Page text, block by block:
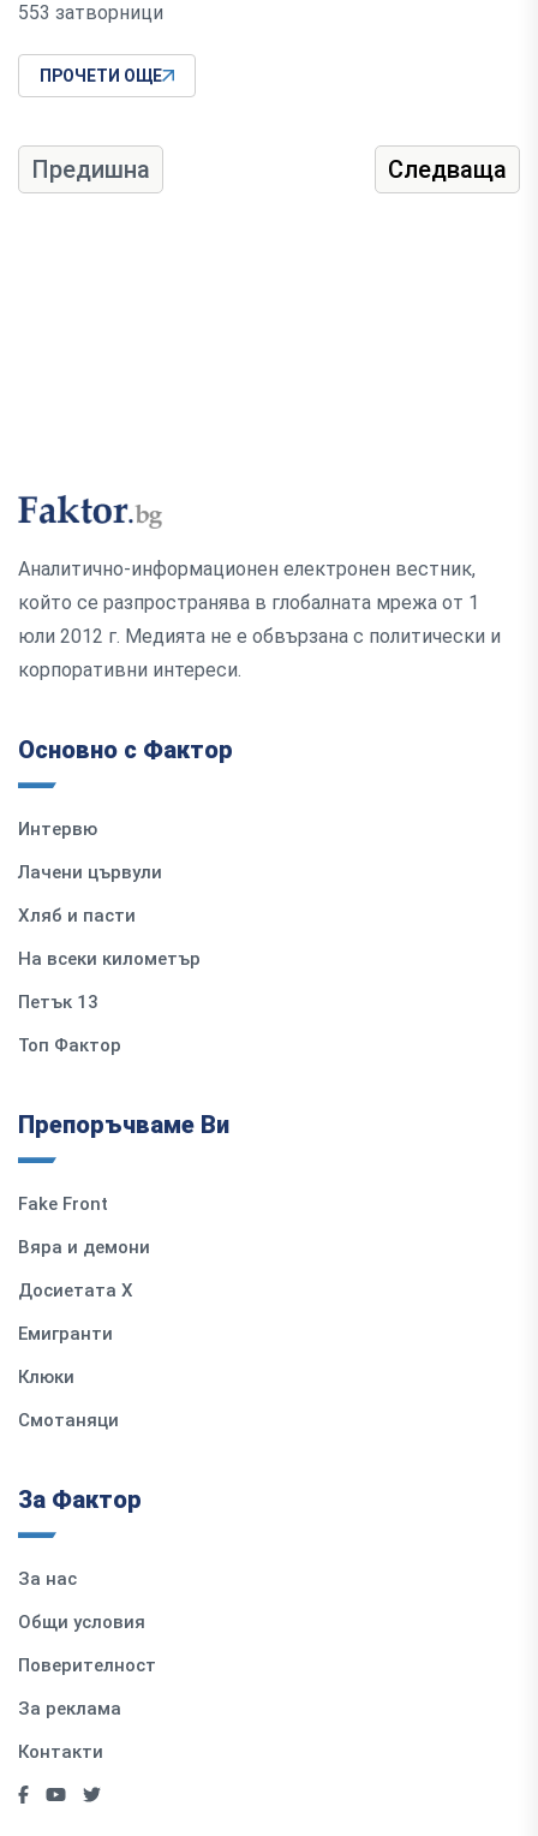
553 затворници
ПРОЧЕТИ ОЩЕ
Предишна Следваща
Аналитично-информационен електронен вестник,
който се разпространява в глобалната мрежа от 1
юли 2012 г. Медията не е обвързана с политически и
корпоративни интереси.
Основно с Фактор
Интервю
Лачени цървули
Хляб и пасти
На всеки километър
Петък 13
Топ Фактор
Препоръчваме Ви
Fake Front
Вяра и демони
Досиетата Х
Емигранти
Клюки
Смотаняци
За Фактор
За нас
Общи условия
Поверителност
За реклама
Контакти